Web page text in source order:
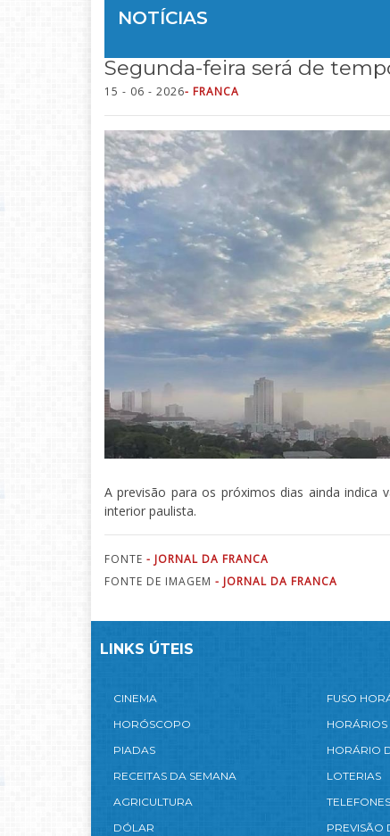
NOTÍCIAS
Segunda-feira será de
15 - 06 - 2026- FRANCA
A previsão para os próximos dias ainda indica
interior paulista.
FONTE - JORNAL DA FRANCA
FONTE DE IMAGEM - JORNAL DA FRANCA
LINKS ÚTEIS
CINEMA
HORÓSCOPO
PIADAS
RECEITAS DA SEMANA
AGRICULTURA
DÓLAR
FUSO
HORÁRIO
LOTERIAS
PREVISÃO